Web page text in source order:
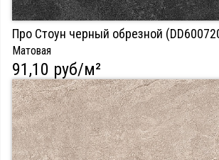
Про Стоун черный обрезной
Матовая
91,10 руб/м²